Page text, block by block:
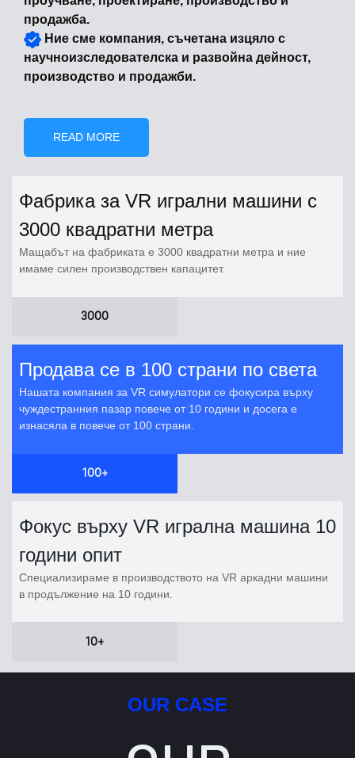
продажба.
Ние сме компания, съчетана изцяло с
научноизследователска и развойна дейност,
производство и продажби.
READ MORE
Фабрика за VR игрални машини с
3000 квадратни метра
Мащабът на фабриката е 3000 квадратни метра и ние
имаме силен производствен капацитет.
3000
Продава се в 100 страни по света
Нашата компания за VR симулатори се фокусира върху
чуждестранния пазар повече от 10 години и досега е
изнасяла в повече от 100 страни.
100+
Фокус върху VR игрална машина 10
години опит
Специализираме в производството на VR аркадни машини
в продължение на 10 години.
10+
OUR CASE